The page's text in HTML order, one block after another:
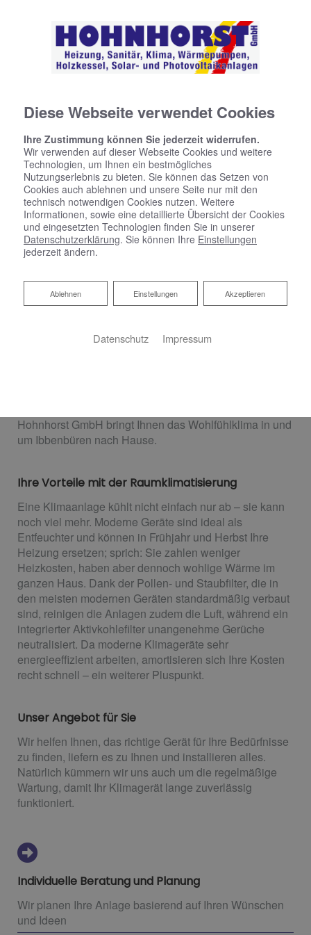
Raumklimatisierung
Klimaanlagen in Geschäften und Büros sind inzwischen
Hohnhorst GmbH bringt Ihnen das Wohlfühlklima in und
um Ibbenbüren nach Hause.
Ihre Vorteile mit der Raumklimatisierung
Eine Klimaanlage kühlt nicht einfach nur ab – sie kann
noch viel mehr. Moderne Geräte sind ideal als
Entfeuchter und können in Frühjahr und Herbst Ihre
Heizung ersetzen; sprich: Sie zahlen weniger
Heizkosten, haben aber dennoch wohlige Wärme im
ganzen Haus. Dank der Pollen- und Staubfilter, die in
den meisten modernen Geräten standardmäßig verbaut
sind, reinigen die Anlagen zudem die Luft, während ein
integrierter Aktivkohlefilter unangenehme Gerüche
neutralisiert. Da moderne Klimageräte sehr
energieeffizient arbeiten, amortisieren sich Ihre Kosten
recht schnell – ein weiterer Pluspunkt.
Unser Angebot für Sie
Wir helfen Ihnen, das richtige Gerät für Ihre Bedürfnisse
zu finden, liefern es zu Ihnen und installieren alles.
Natürlich kümmern wir uns auch um die regelmäßige
Wartung, damit Ihr Klimagerät lange zuverlässig
funktioniert.
Individuelle Beratung und Planung
Wir planen Ihre Anlage basierend auf Ihren Wünschen
und Ideen
Diese Webseite verwendet Cookies
Ihre Zustimmung können Sie jederzeit widerrufen.
Wir verwenden auf dieser Webseite Cookies und weitere
Technologien, um Ihnen ein bestmögliches
Nutzungserlebnis zu bieten. Sie können das Setzen von
Cookies auch ablehnen und unsere Seite nur mit den
technisch notwendigen Cookies nutzen. Weitere
Informationen, sowie eine detaillierte Übersicht der Cookies
und eingesetzten Technologien finden Sie in unserer
Datenschutzerklärung. Sie können Ihre Einstellungen
jederzeit ändern.
Akzeptieren
Einstellungen
Ablehnen
Ablehnen
Datenschutz Impressum